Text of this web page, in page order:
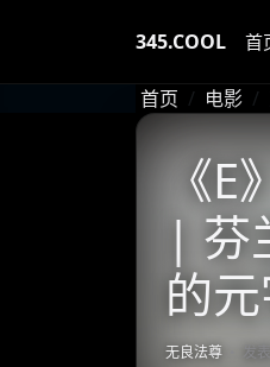
345.COOL 首
首页 电影
《
| 芬
的
无良法尊 发